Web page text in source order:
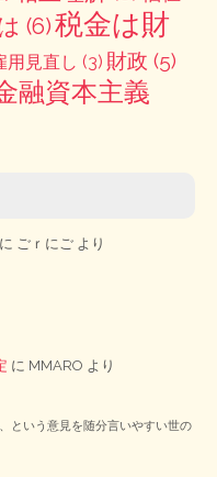
(6)税金は財
用見直し (3) 財政 (5)
融資本主義
に ごｒにご より
に MMARO より
という意見を随分言いやすい世の